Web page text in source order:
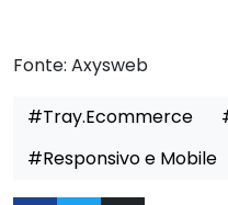
Fonte: Axysweb
#Tray.Ecommerce
#Responsivo e Mobile